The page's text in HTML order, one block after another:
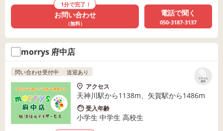
1分で完了！
お問い合わせ
（無料）
電話で聞く
050-3187-3137
morrys 府中店
リストに
保存
問い合わせ受付中 送迎あり
アクセス
天神川駅から1138m、矢賀駅から1486m
受入年齢
小学生 中学生 高校生